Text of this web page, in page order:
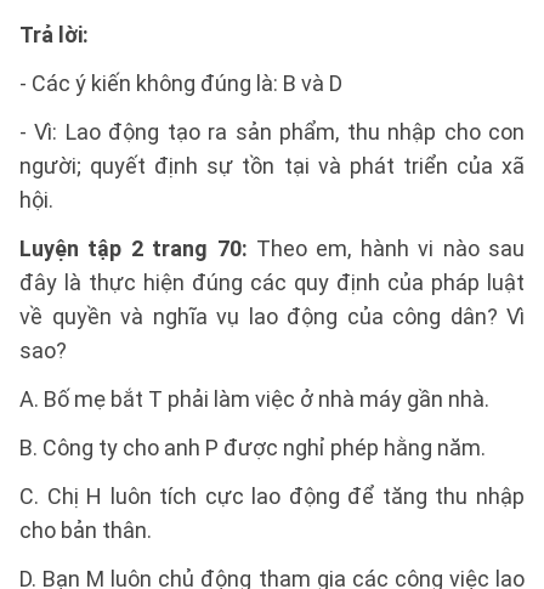
Trả lời:
- Các ý kiến không đúng là: B và D
- Vì: Lao động tạo ra sản phẩm, thu nhập cho con
người; quyết định sự tồn tại và phát triển của xã
hội.
Luyện tập 2 trang 70: Theo em, hành vi nào sau
đây là thực hiện đúng các quy định của pháp luật
về quyền và nghĩa vụ lao động của công dân? Vì
sao?
A. Bố mẹ bắt T phải làm việc ở nhà máy gần nhà.
B. Công ty cho anh P được nghỉ phép hằng năm.
C. Chị H luôn tích cực lao động để tăng thu nhập
cho bản thân.
D. Bạn M luôn chủ động tham gia các công việc lao